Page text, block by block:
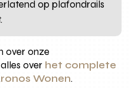
op plafondrails
over onze
over het complete
Wonen.